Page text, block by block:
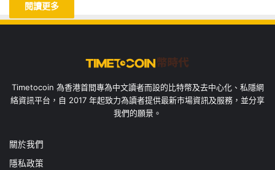
閱讀更多
Timetocoin 為香港首間專為中文讀者而設的比特幣及去中心化、私隱網
絡資訊平台，自 2017 年起致力為讀者提供最新市場資訊及服務，並分享
我們的願景。
關於我們
隱私政策